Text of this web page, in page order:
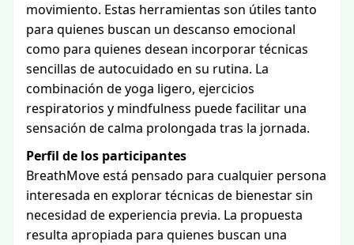
movimiento. Estas herramientas son útiles tanto
para quienes buscan un descanso emocional
como para quienes desean incorporar técnicas
sencillas de autocuidado en su rutina. La
combinación de yoga ligero, ejercicios
respiratorios y mindfulness puede facilitar una
sensación de calma prolongada tras la jornada.
Perfil de los participantes
BreathMove está pensado para cualquier persona
interesada en explorar técnicas de bienestar sin
necesidad de experiencia previa. La propuesta
resulta apropiada para quienes buscan una